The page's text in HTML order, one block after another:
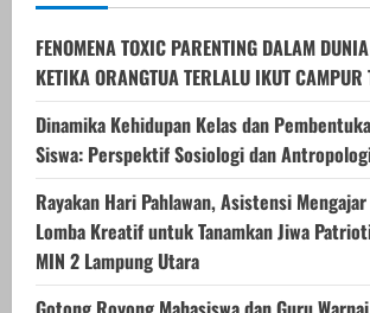
FENOMENA TOXIC PARENTING DALAM
KETIKA ORANGTUA TERLALU IKUT CAMPUR
Dinamika Kehidupan Kelas dan
Siswa: Perspektif Sosiologi dan
Rayakan Hari Pahlawan, Asistensi Mengajar
Lomba Kreatif untuk Tanamkan Jiwa
MIN 2 Lampung Utara